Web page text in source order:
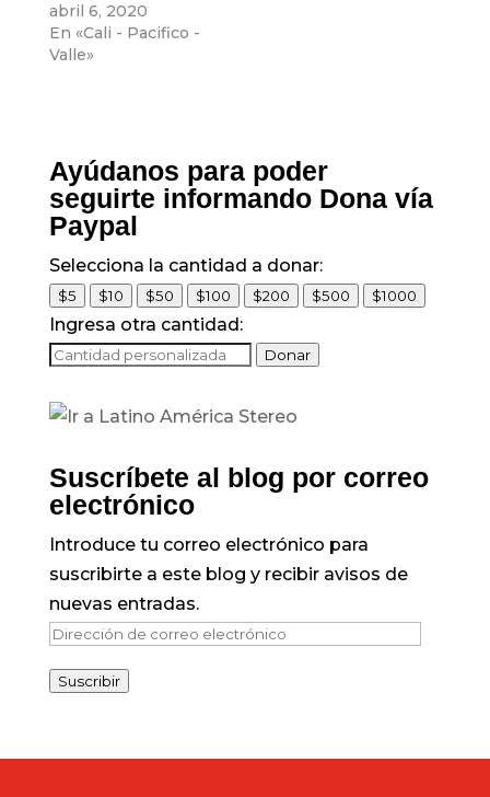
contemplan las
excepciones del
Decreto Nacional
atención en salud.
abril 6, 2020
En «Cali - Pacifico -
Valle»
Ayúdanos para poder
seguirte informando Dona vía
Paypal
Selecciona la cantidad a donar:
$5 $10 $50 $100 $200 $500 $1000
Ingresa otra cantidad:
Donar
Suscríbete al blog por correo
electrónico
Introduce tu correo electrónico para
suscribirte a este blog y recibir avisos de
nuevas entradas.
Dirección
correo
Suscribir